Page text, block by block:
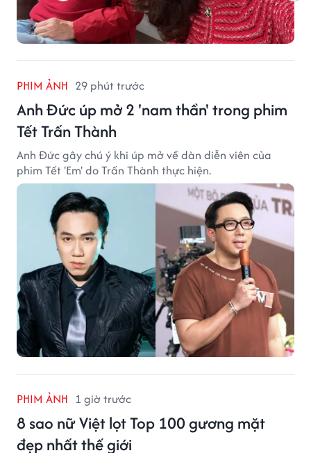
PHIM ẢNH 29 phút trước
Anh Đức úp mở 2 'nam thần' trong phim
Tết Trấn Thành
Anh Đức gây chú ý khi úp mở về dàn diễn viên của
phim Tết 'Em' do Trấn Thành thực hiện.
PHIM ẢNH 1 giờ trước
8 sao nữ Việt lọt Top 100 gương mặt
đẹp nhất thế giới